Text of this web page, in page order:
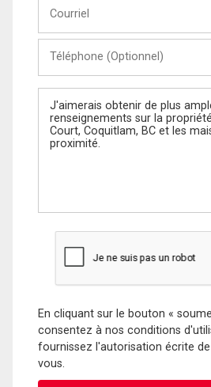
(Optionnel)
Message
En cliquant sur le bouton «
consentez à nos conditions
fournissez l'autorisation écrite
vous.